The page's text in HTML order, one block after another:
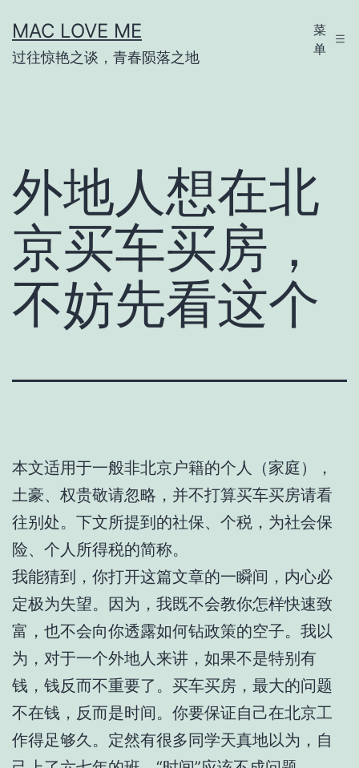
至
内
MAC LOVE ME
过往惊艳之谈，青春陨落之地
菜
单
外地人想在北
京买车买房，
不妨先看这个
本文适用于一般非北京户籍的个人（家庭），
土豪、权贵敬请忽略，并不打算买车买房请看
往别处。下文所提到的社保、个税，为社会保
险、个人所得税的简称。
我能猜到，你打开这篇文章的一瞬间，内心必
定极为失望。因为，我既不会教你怎样快速致
富，也不会向你透露如何钻政策的空子。我以
为，对于一个外地人来讲，如果不是特别有
钱，钱反而不重要了。买车买房，最大的问题
不在钱，反而是时间。你要保证自己在北京工
作得足够久。定然有很多同学天真地以为，自